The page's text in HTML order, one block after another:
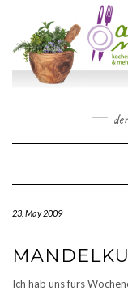
content
23. May 2009
Ich hab uns fürs